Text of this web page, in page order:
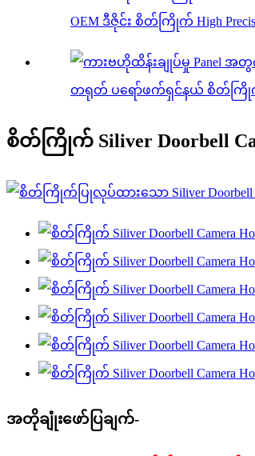
OEM ဒီဇိုင်း စိတ်ကြိုက် High
တရုတ် ပရော်ဖက်ရှင်နယ် စိတ်ကြို
စိတ်ကြိုက် Siliver Doorbell
အတိုချုံးဖော်ပြချက်-